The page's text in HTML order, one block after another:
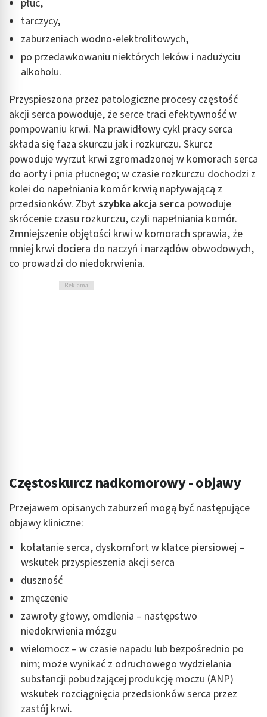
płuc,
tarczycy,
zaburzeniach wodno-elektrolitowych,
po przedawkowaniu niektórych leków i nadużyciu
alkoholu.
Przyspieszona przez patologiczne procesy częstość
akcji serca powoduje, że serce traci efektywność w
pompowaniu krwi. Na prawidłowy cykl pracy serca
składa się faza skurczu jak i rozkurczu. Skurcz
powoduje wyrzut krwi zgromadzonej w komorach serca
do aorty i pnia płucnego; w czasie rozkurczu dochodzi z
kolei do napełniania komór krwią napływającą z
przedsionków. Zbytszybka akcja serca powoduje
skrócenie czasu rozkurczu, czyli napełniania komór.
Zmniejszenie objętości krwi w komorach sprawia, że
mniej krwi dociera do naczyń i narządów obwodowych,
co prowadzi do niedokrwienia.
Reklama
Częstoskurcz nadkomorowy - objawy
Przejawem opisanych zaburzeń mogą być następujące
objawy kliniczne:
kołatanie serca, dyskomfort w klatce piersiowej –
wskutek przyspieszenia akcji serca
duszność
zmęczenie
zawroty głowy, omdlenia – następstwo
niedokrwienia mózgu
wielomocz – w czasie napadu lub bezpośrednio po
nim; może wynikać z odruchowego wydzielania
substancji pobudzającej produkcję moczu (ANP)
wskutek rozciągnięcia przedsionków serca przez
zastój krwi.